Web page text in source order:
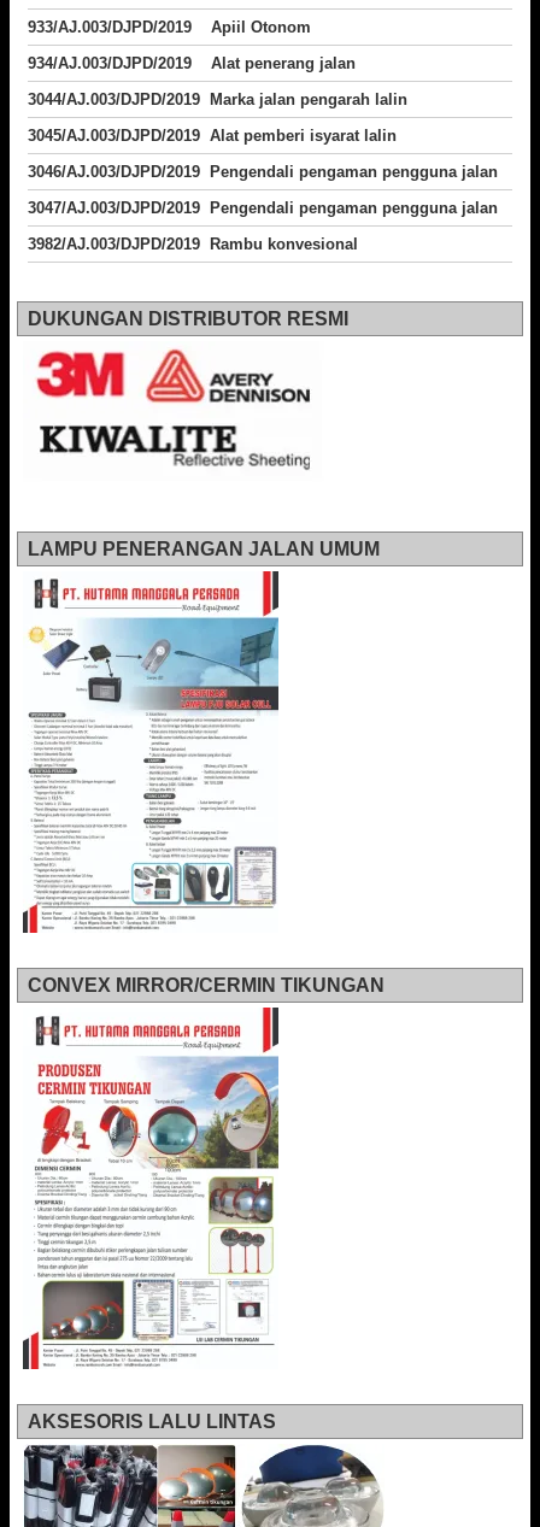
933/AJ.003/DJPD/2019 Apiil Otonom
934/AJ.003/DJPD/2019 Alat penerang jalan
3044/AJ.003/DJPD/2019 Marka jalan pengarah lalin
3045/AJ.003/DJPD/2019 Alat pemberi isyarat lalin
3046/AJ.003/DJPD/2019 Pengendali pengaman pengguna jalan
3047/AJ.003/DJPD/2019 Pengendali pengaman pengguna jalan
3982/AJ.003/DJPD/2019 Rambu konvesional
DUKUNGAN DISTRIBUTOR RESMI
LAMPU PENERANGAN JALAN UMUM
CONVEX MIRROR/CERMIN TIKUNGAN
AKSESORIS LALU LINTAS